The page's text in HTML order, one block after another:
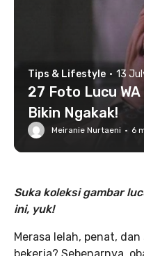
Tips & Lifestyle · 13
27 Foto Lucu
Bikin Ngakak!
Meiranie Nurtaeni · 6
Suka koleksi gambar
ini, yuk!
Merasa lelah, penat,